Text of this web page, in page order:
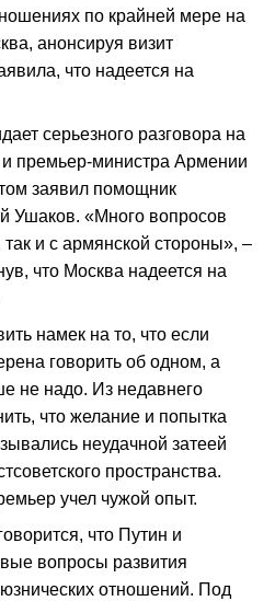
по крайней мере на
анонсируя визит
что надеется на
серьезного разговора на
премьер-министра Армении
заявил помощник
Ушаков. «Много вопросов
и с армянской стороны», –
что Москва надеется на
намек на то, что если
говорить об одном, а
не надо. Из недавнего
что желание и попытка
неудачной затеей
пространства.
учел чужой опыт.
что Путин и
вопросы развития
отношений. Под